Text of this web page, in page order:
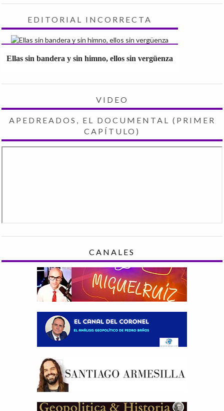
EDITORIAL INCORRECTA
Ellas sin bandera y sin himno, ellos sin vergüenza
VIDEO
APEDREADOS, EL DOCUMENTAL (PRIMER
CAPÍTULO)
CANALES